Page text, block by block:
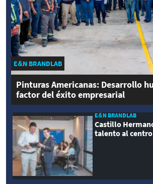
E&N BRANDLAB
Pinturas Americanas: Desarrollo
factor del éxito empresarial
E&N BRANDLAB
Castillo
talento al